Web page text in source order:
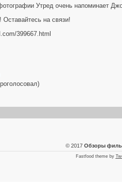
Утред очень напоминает
на связи!
399667.html
© 2017 Обзоры
Fastfood theme by